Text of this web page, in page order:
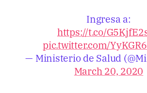
Ingresa a:
https://t.co/
pic.twitter.com/
— Ministerio de Salud
March 20, 2020